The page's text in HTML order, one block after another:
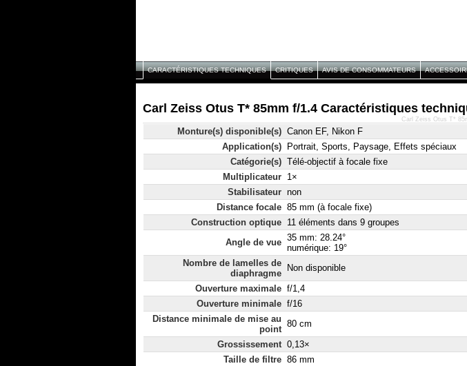
CARACTÉRISTIQUES TECHNIQUES CRITIQUES AVIS DE CONSOMMATEURS
Carl Zeiss Otus T* 85mm f/1.4 Caractéristiques
Monture(s) disponible(s) Canon EF, Nikon F
Application(s)
Portrait, Sports, Paysage, Effets spéciaux
Catégorie(s) Télé-objectif à focale fixe
Multiplicateur 1×
Stabilisateur non
Distance focale 85 mm (à focale fixe)
Construction optique 11 éléments dans 9 groupes
Angle de vue 35 mm: 28.24°
numérique: 19°
Nombre de lamelles de
diaphragme
Non disponible
Ouverture maximale f/1,4
Ouverture minimale f/16
Distance minimale de mise au
point
80 cm
Grossissement 0,13×
Taille de filtre 86 mm
Carl Zeiss Otus T*